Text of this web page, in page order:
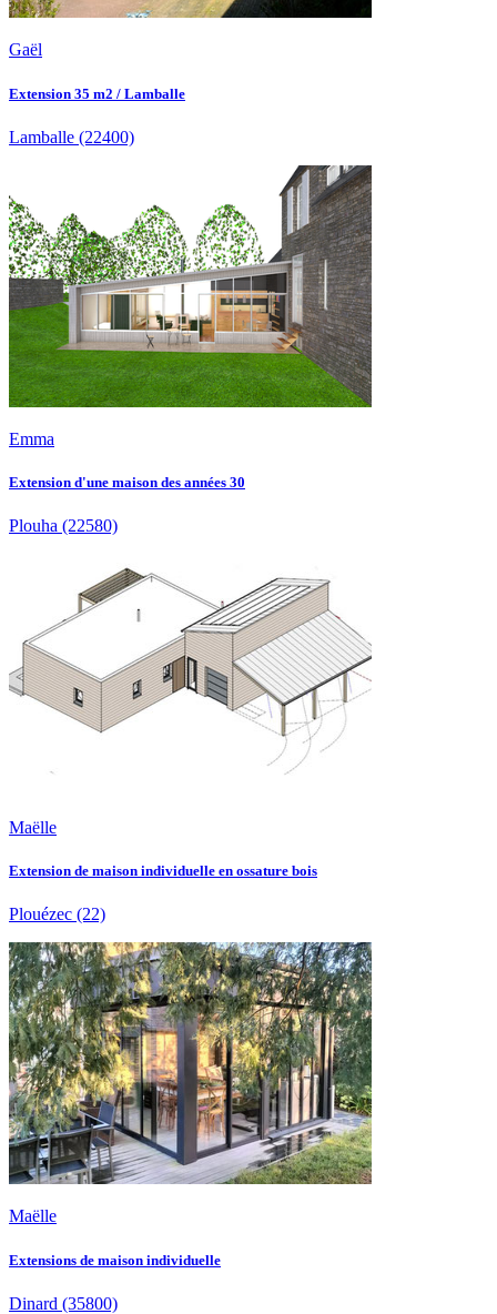
Gaël
Extension 35 m2 / Lamballe
Lamballe (22400)
Emma
Extension d'une maison des années 30
Plouha (22580)
Maëlle
Extension de maison individuelle en ossature bois
Plouézec (22)
Maëlle
Extensions de maison individuelle
Dinard (35800)